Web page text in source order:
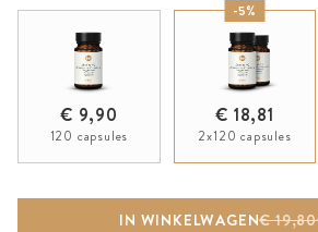
€ 9,90
120 capsules
-5%
€ 18,81
2x120 capsules
IN WINKELWAGEN€ 19,80